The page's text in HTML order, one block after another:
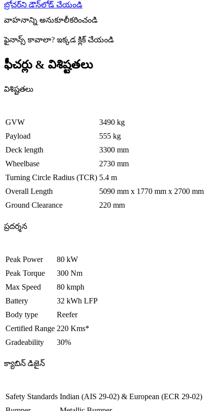
బ్రోచర్‌ని డౌన్‌లోడ్ చేయండి
వాహనాన్ని అనుకూలీకరించండి
ఫైనాన్స్ కావాలా? ఇక్కడ క్లిక్ చేయండి
ఫీచర్లు & విశిష్టతలు
విశిష్టతలు
GVW
3490 kg
Payload
555 kg
Deck length
3300 mm
Wheelbase
2730 mm
Turning Circle Radius (TCR) 5.4 m
Overall Length
5090 mm x 1770 mm x 2700 mm
Ground Clearance
220 mm
ప్రదర్శన
Peak Power
80 kW
Peak Torque
300 Nm
Max Speed
80 kmph
Battery
32 kWh LFP
Body type
Reefer
Certified Range 220 Kms*
Gradeability
30%
క్యాబిన్ డిజైన్
Safety Standards Indian (AIS 29-02) & European (ECR 29-02)